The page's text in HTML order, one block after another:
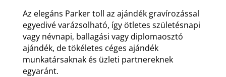
Az elegáns Parker toll az ajándék gravírozással
egyedivé varázsolható, így ötletes születésnapi
vagy névnapi, ballagási vagy diplomaosztó
ajándék, de tökéletes céges ajándék
munkatársaknak és üzleti partnereknek
egyaránt.